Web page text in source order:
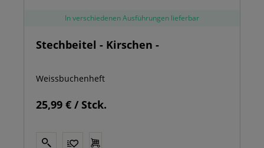
In verschiedenen Ausführungen lieferbar
Stechbeitel - Kirschen -
Weissbuchenheft
25,99 € / Stck.